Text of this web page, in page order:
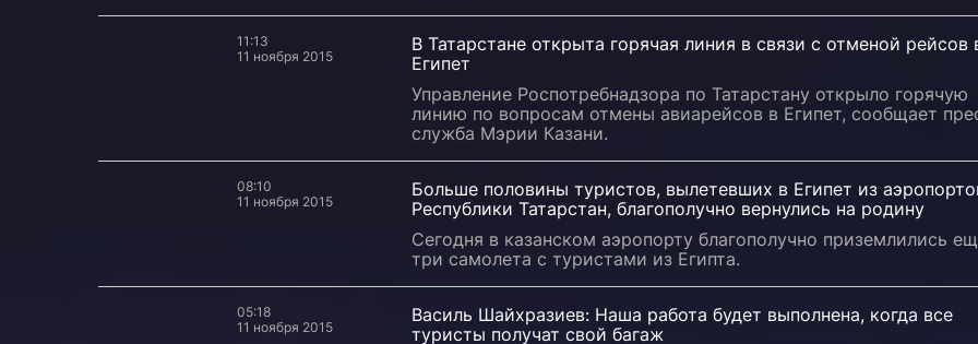
11:13
11 ноября 2015
В Татарстане открыта горячая линия в связи с отменой рейсов
Египет
Управление Роспотребнадзора по Татарстану открыло горячую
линию по вопросам отмены авиарейсов в Египет, сообщает
служба Мэрии Казани.
08:10
11 ноября 2015
Больше половины туристов, вылетевших в Египет из
Республики Татарстан, благополучно вернулись на родину
Сегодня в казанском аэропорту благополучно приземлились
три самолета с туристами из Египта.
05:18
11 ноября 2015
Василь Шайхразиев: Наша работа будет выполнена, когда все
туристы получат свой багаж